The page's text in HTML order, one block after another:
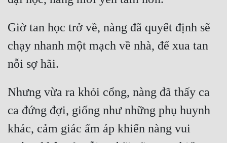
Mạt Thế
Mỹ Thực
Ngôn Tình
Ngược
Nữ Cường
Nữ Phụ
Giờ tan học trở về, nàng đã quyết định sẽ
chạy nhanh một mạch về nhà, để xua tan
Nhưng vừa ra khỏi cổng, nàng đã thấy ca
ca đứng đợi, giống như những phụ huynh
khác, cảm giác ấm áp khiến nàng vui